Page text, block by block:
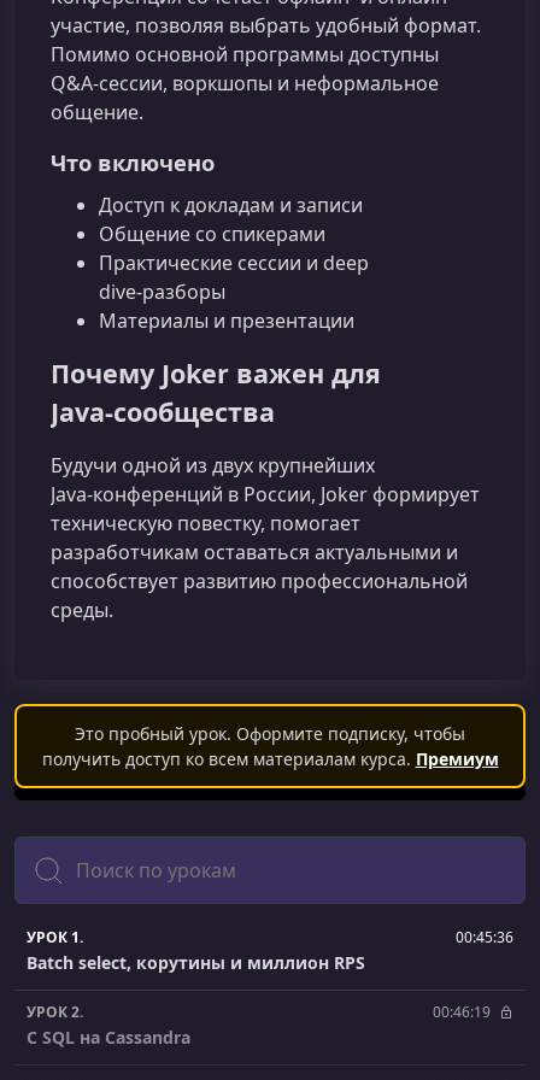
участие, позволяя выбрать удобный формат.
Помимо основной программы доступны
Q&A-сессии, воркшопы и неформальное
общение.
Что включено
Доступ к докладам и записи
Общение со спикерами
Практические сессии и deep
dive‑разборы
Материалы и презентации
Почему Joker важен для
Java‑сообщества
Будучи одной из двух крупнейших
Java‑конференций в России, Joker формирует
техническую повестку, помогает
разработчикам оставаться актуальными и
способствует развитию профессиональной
среды.
Это пробный урок. Оформите подписку, чтобы
получить доступ ко всем материалам курса. Премиум
Поиск
УРОК 1. 00:45:36
Batch select, корутины и миллион RPS
УРОК 2. 00:46:19
С SQL на Cassandra